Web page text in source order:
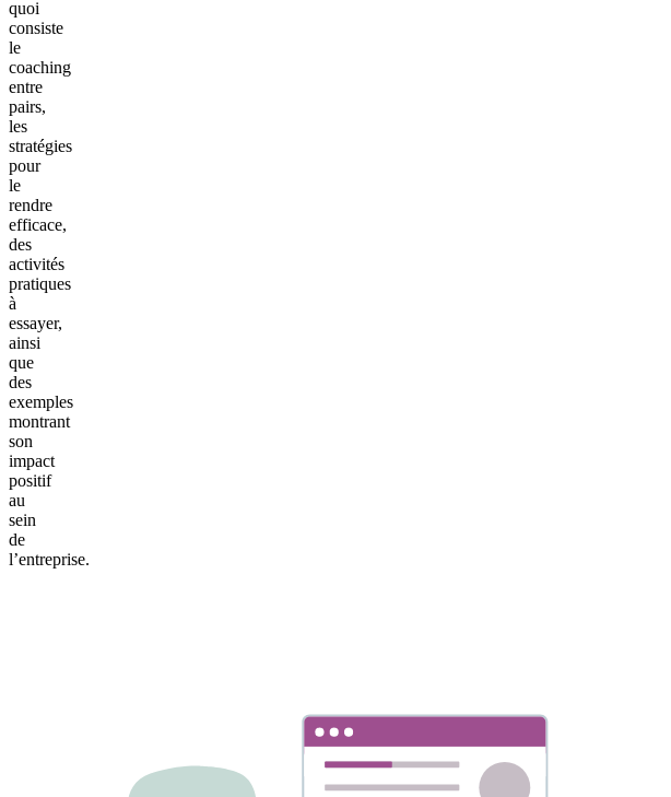
quoi
consiste
le
coaching
entre
pairs,
les
stratégies
pour
le
rendre
efficace,
des
activités
pratiques
à
essayer,
ainsi
que
des
exemples
montrant
son
impact
positif
au
sein
de
l’entreprise.